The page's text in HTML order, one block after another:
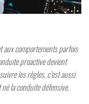
aux comportements parfois
proactive devient
les règles, c’est aussi
né la conduite défensive.